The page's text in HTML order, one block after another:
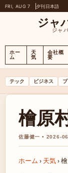
FRI, AUG 7 夕刊日本語
ジャ
ジャ
ホー
ム
天
気
会社概
要
テック ビジネス
檜原
佐藤健一 • 2026-
ホーム › 天気›